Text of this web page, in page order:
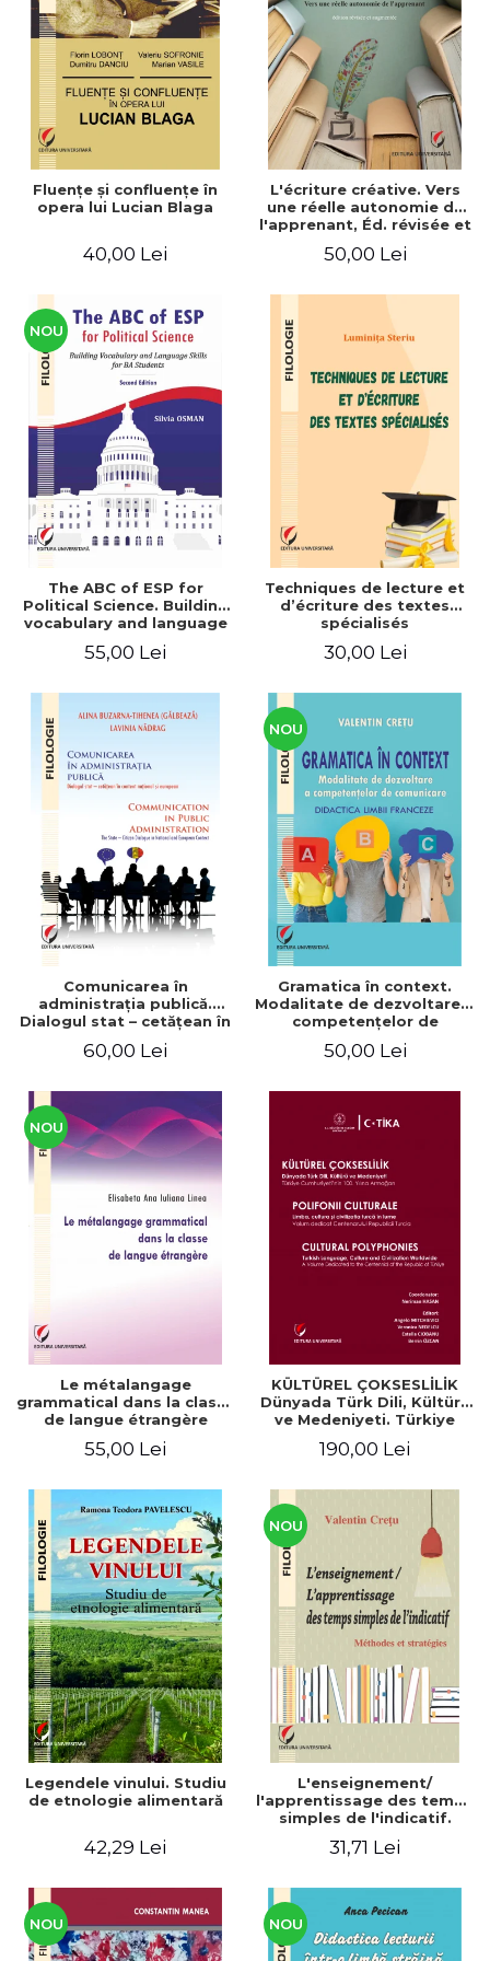
ADMINISTRATIVE
ȘTIINȚE ECONOMICE
ȘTIINȚE EXACTE
EDUCAȚIE FIZICĂ ȘI SPORT
PREUNIVERSITARIA
TIMP LIBER
ÎN CURS DE APARIȚIE
NOUTĂȚI
PACHETE DE STUDIU
ULTIMELE EXEMPLARE
Cum Cumpăr
Livrare
Politica de Retur
Formular de Retur
Distribuitori
Fluenţe şi confluenţe în
opera lui Lucian Blaga
40,00 Lei
L'écriture créative. Vers
une réelle autonomie de
l'apprenant, Éd. révisée et
50,00 Lei
NOU
The ABC of ESP for
Political Science. Building
vocabulary and language
55,00 Lei
Techniques de lecture et
d’écriture des textes
spécialisés
30,00 Lei
Comunicarea în
administraţia publică.
Dialogul stat – cetăţean în
european / Communication
The state-citizen dialogue
in national and European
context
60,00 Lei
NOU
Gramatica în context.
Modalitate de dezvoltare a
competenţelor de
limbii franceze
50,00 Lei
NOU
Le métalangage
grammatical dans la classe
de langue étrangère
55,00 Lei
KÜLTÜREL ÇOKSESLİLİK
Dünyada Türk Dili, Kültürü
ve Medeniyeti. Türkiye
Armağan/ POLIFONII
și civilizația turcă în lume.
Centenarului
190,00 Lei
Legendele vinului. Studiu
de etnologie alimentară
42,29 Lei
NOU
L'enseignement/
l'apprentissage des temps
simples de l'indicatif.
31,71 Lei
NOU NOU